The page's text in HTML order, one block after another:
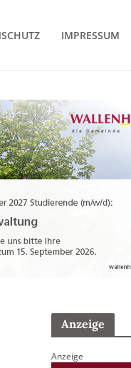
IMPRESSUM
Anzeige
Anzeige